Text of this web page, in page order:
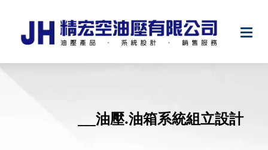
___油壓.油箱系統組立設計